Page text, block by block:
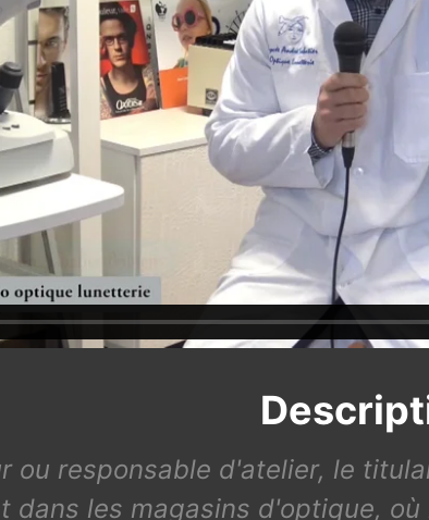
ou responsable d'atelier, le
dans les magasins d'optique,